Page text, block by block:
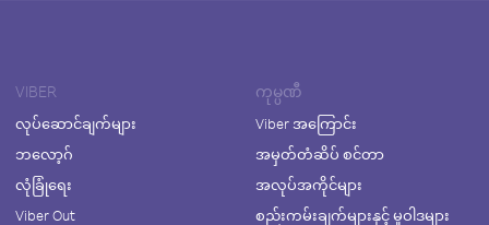
VIBER
လုပ်ဆောင်ချက်များ
ဘလော့ဂ်
လုံခြုံရေး
Viber Out
ကုမ္ပဏီ
Viber အကြောင်း
အမှတ်တံဆိပ် စင်တာ
အလုပ်အကိုင်များ
စည်းကမ်းချက်များနှင့် မူဝါဒများ